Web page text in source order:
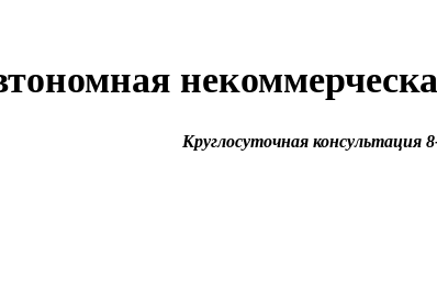
Круглосуточная консультация